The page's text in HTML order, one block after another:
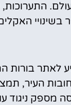
לאתר
העיר,
מספק ניגוד